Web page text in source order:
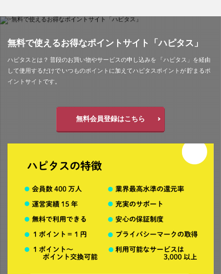
無料で使えるお得なポイントサイト「ハピタス」
ハピタスとは？ 普段のお買い物やサービスの申し込みを 「ハピタス」を経由
して使用するだけで いつものポイントに加えてハピタスポイントが 貯まるポ
イントサイトです。
無料会員登録はこちら